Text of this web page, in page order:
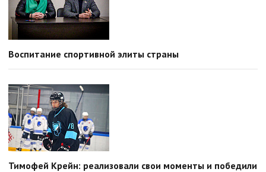
Воспитание спортивной элиты страны
Тимофей Крейн: реализовали свои моменты и победили